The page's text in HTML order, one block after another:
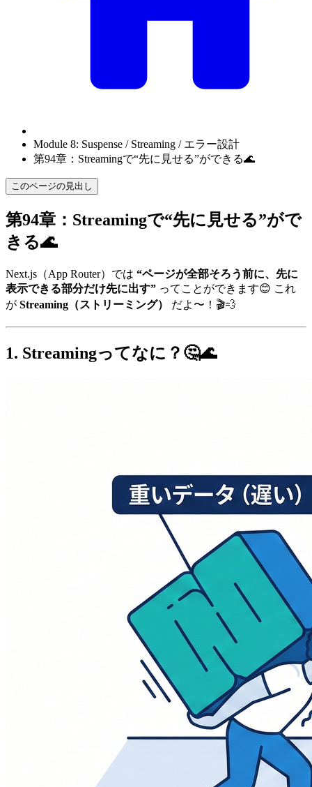
Module 8: Suspense / Streaming / エラー設計
第94章：Streamingで“先に見せる”ができる🌊
このページの見出し
第94章：Streamingで“先に見せる”がで
きる🌊
Next.js（App Router）では “ページが全部そろう前に、先に
表示できる部分だけ先に出す” ってことができます😊 これ
が Streaming（ストリーミング） だよ〜！🎬💨
1. Streamingってなに？🤔🌊